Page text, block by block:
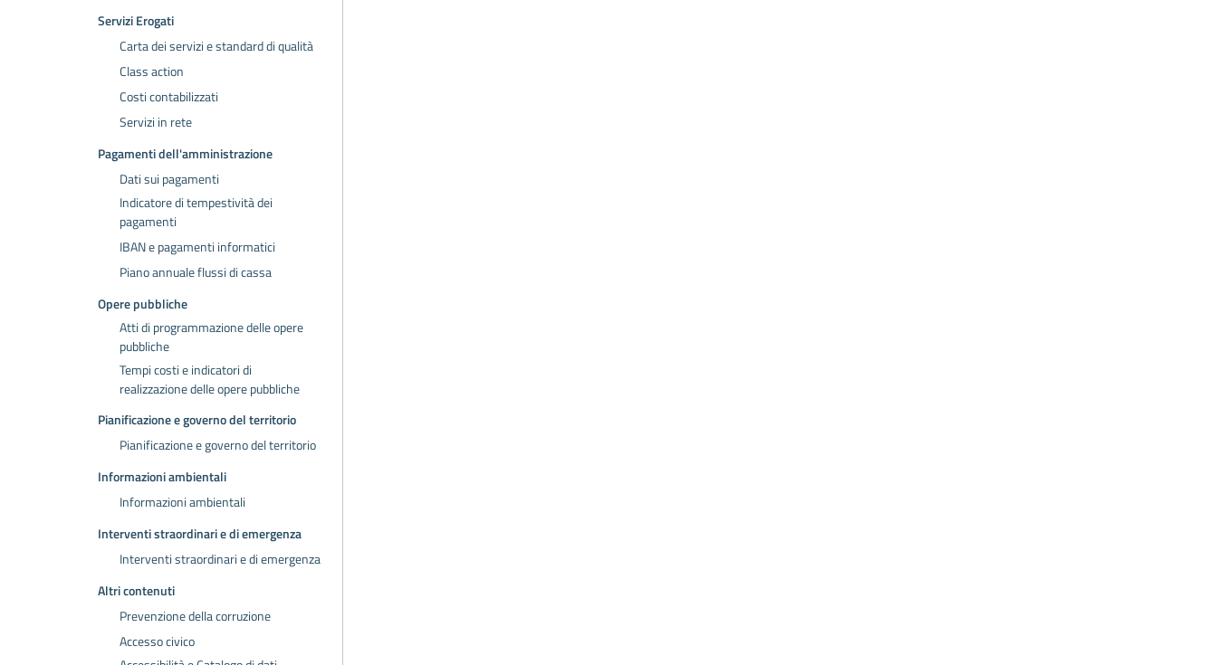
Servizi Erogati
Carta dei servizi e standard di qualità
Class action
Costi contabilizzati
Servizi in rete
Pagamenti dell'amministrazione
Dati sui pagamenti
Indicatore di tempestività dei
pagamenti
IBAN e pagamenti informatici
Piano annuale flussi di cassa
Opere pubbliche
Atti di programmazione delle opere
pubbliche
Tempi costi e indicatori di
realizzazione delle opere pubbliche
Pianificazione e governo del territorio
Pianificazione e governo del territorio
Informazioni ambientali
Informazioni ambientali
Interventi straordinari e di emergenza
Interventi straordinari e di emergenza
Altri contenuti
Prevenzione della corruzione
Accesso civico